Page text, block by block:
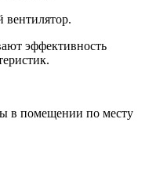
эффективность
в помещении по месту